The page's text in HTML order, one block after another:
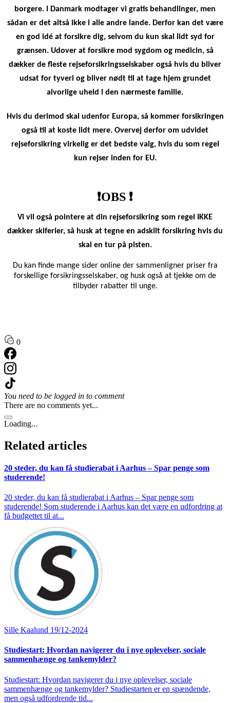
borgere. I Danmark modtager vi gratis behandlinger, men
sådan er det altså ikke i alle andre lande. Derfor kan det være
en god idé at forsikre dig, selvom du kun skal lidt syd for
grænsen. Udover at forsikre mod sygdom og medicin, så
dækker de fleste rejseforsikringsselskaber også hvis du bliver
udsat for tyveri og bliver nødt til at tage hjem grundet
alvorlige uheld i den nærmeste familie.
Hvis du derimod skal udenfor Europa, så kommer forsikringen
også til at koste lidt mere. Overvej derfor om udvidet
rejseforsikring virkelig er det bedste valg, hvis du som regel
kun rejser inden for EU.
❗️OBS ❗️
Vi vil også pointere at din rejseforsikring som regel IKKE
dækker skiferier, så husk at tegne en adskilt forsikring hvis du
skal en tur på pisten.
Du kan finde mange sider online der sammenligner priser fra
forskellige forsikringsselskaber, og husk også at tjekke om de
tilbyder rabatter til unge.
0
You need to be logged in to comment
There are no comments yet...
Loading...
Related articles
20 steder, du kan få studierabat i Aarhus – Spar penge som
studerende!
20 steder, du kan få studierabat i Aarhus – Spar penge som
studerende! Som studerende i Aarhus kan det være en udfordring at
få budgettet til at...
Sille Kaalund 19/12-2024
Studiestart: Hvordan navigerer du i nye oplevelser, sociale
sammenhænge og tankemylder?
Studiestart: Hvordan navigerer du i nye oplevelser, sociale
sammenhænge og tankemylder? Studiestarten er en spændende,
men også udfordrende tid...